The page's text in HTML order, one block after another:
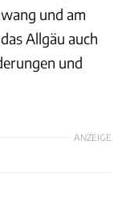
und am
Allgäu auch
und
ANZEIGE